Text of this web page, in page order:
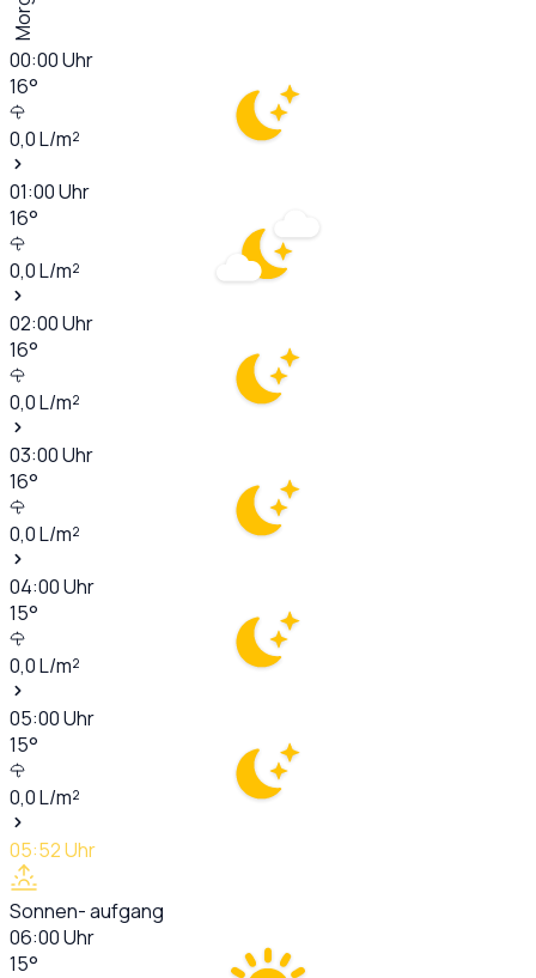
00:00Uhr
16°
0,0L/m²
01:00Uhr
16°
0,0L/m²
02:00Uhr
16°
0,0L/m²
03:00Uhr
16°
0,0L/m²
04:00Uhr
15°
0,0L/m²
05:00Uhr
15°
0,0L/m²
05:52Uhr
Sonnen- aufgang
06:00Uhr
15°